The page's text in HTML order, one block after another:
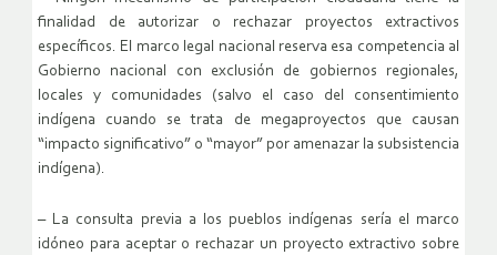
finalidad de autorizar o rechazar proyectos extractivos
específicos. El marco legal nacional reserva esa competencia al
Gobierno nacional con exclusión de gobiernos regionales,
locales y comunidades (salvo el caso del consentimiento
indígena cuando se trata de megaproyectos que causan
“impacto significativo” o “mayor” por amenazar la subsistencia
indígena).
– La consulta previa a los pueblos indígenas sería el marco
idóneo para aceptar o rechazar un proyecto extractivo sobre